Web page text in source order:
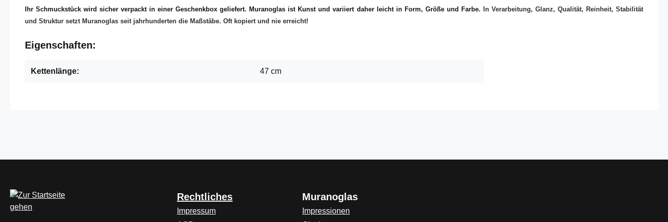
Ihr Schmuckstück wird sicher verpackt in einer Geschenkbox geliefert. Muranoglas ist Kunst und variiert daher leicht in Form, Größe und Farbe.
In Verarbeitung, Glanz, Qualität, Reinheit, Stabilität
und Struktur setzt Muranoglas seit jahrhunderten die Maßstäbe. Oft kopiert und nie erreicht!
Eigenschaften:
Kettenlänge: 47 cm
Rechtliches
Impressum
Muranoglas
Impressionen